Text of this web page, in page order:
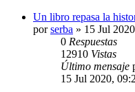
Un libro repasa la
porserba » 15 Jul
0 Respuestas
12910 Vistas
Último mensaje
15 Jul 2020,